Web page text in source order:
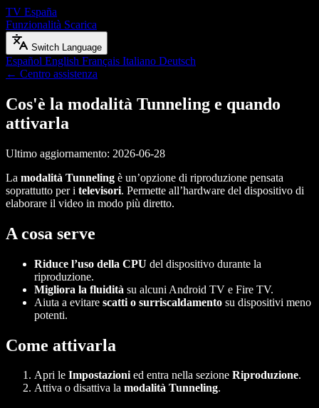
TV España
Funzionalità Scarica
Switch Language
Español English Français Italiano Deutsch
← Centro assistenza
Cos'è la modalità Tunneling e quando
attivarla
Ultimo aggiornamento: 2026-06-28
La modalità Tunneling è un’opzione di riproduzione pensata
soprattutto per i televisori. Permette all’hardware del dispositivo di
elaborare il video in modo più diretto.
A cosa serve
Riduce l’uso della CPU del dispositivo durante la
riproduzione.
Migliora la fluidità su alcuni Android TV e Fire TV.
Aiuta a evitare scatti o surriscaldamento su dispositivi meno
potenti.
Come attivarla
Apri le Impostazionied entra nella sezione Riproduzione.
Attiva o disattiva la modalità Tunneling.